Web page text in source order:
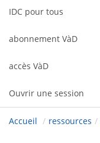
IDC pour tous
abonnement VàD
accès VàD
Ouvrir une session
Accueil / ressources /